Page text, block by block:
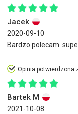
Jacek
2020-09-10
Bardzo polecam.
Opinia potwierdzona
Bartek M
2021-10-08